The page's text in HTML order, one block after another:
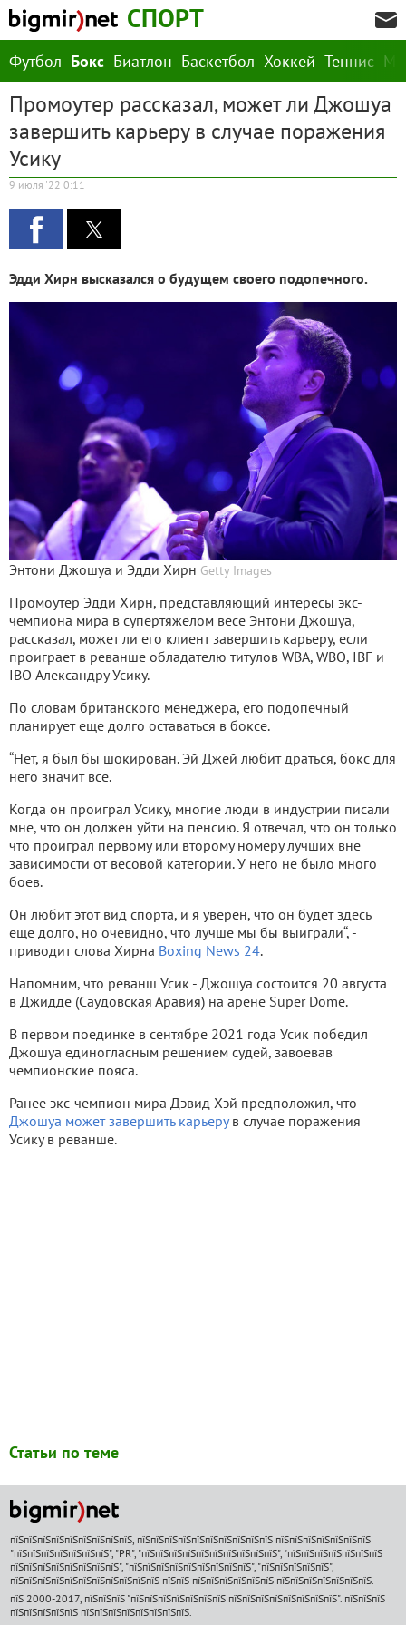
СПОРТ
Футбол Бокс Биатлон Баскетбол Хоккей Теннис
Промоутер рассказал, может ли Джошуа
завершить карьеру в случае поражения
Усику
9 июля '22 0:11
Эдди Хирн высказался о будущем своего подопечного.
Энтони Джошуа и Эдди Хирн Getty Images
Промоутер Эдди Хирн, представляющий интересы экс-
чемпиона мира в супертяжелом весе Энтони Джошуа,
рассказал, может ли его клиент завершить карьеру, если
проиграет в реванше обладателю титулов WBA, WBO, IBF и
IBO Александру Усику.
По словам британского менеджера, его подопечный
планирует еще долго оставаться в боксе.
“Нет, я был бы шокирован. Эй Джей любит драться, бокс для
него значит все.
Когда он проиграл Усику, многие люди в индустрии писали
мне, что он должен уйти на пенсию. Я отвечал, что он только
что проиграл первому или второму номеру лучших вне
зависимости от весовой категории. У него не было много
боев.
Он любит этот вид спорта, и я уверен, что он будет здесь
еще долго, но очевидно, что лучше мы бы выиграли“, -
приводит слова Хирна Boxing News 24.
Напомним, что реванш Усик - Джошуа состоится 20 августа
в Джидде (Саудовская Аравия) на арене Super Dome.
В первом поединке в сентябре 2021 года Усик победил
Джошуа единогласным решением судей, завоевав
чемпионские пояса.
Ранее экс-чемпион мира Дэвид Хэй предположил, что
Джошуа может завершить карьерув случае поражения
Усику в реванше.
Статьи по теме
пїЅпїЅпїЅпїЅпїЅпїЅпїЅпїЅпїЅ, пїЅпїЅпїЅпїЅпїЅпїЅпїЅпїЅпїЅпїЅ пїЅпїЅпїЅпїЅпїЅпїЅпїЅ
"пїЅпїЅпїЅпїЅпїЅпїЅпїЅ", "PR", "пїЅпїЅпїЅпїЅпїЅпїЅпїЅпїЅпїЅпїЅ", "пїЅпїЅпїЅпїЅпїЅпїЅпїЅ
пїЅпїЅпїЅпїЅпїЅпїЅпїЅпїЅ", "пїЅпїЅпїЅпїЅпїЅпїЅпїЅпїЅпїЅ", "пїЅпїЅпїЅпїЅпїЅ",
пїЅпїЅпїЅпїЅпїЅпїЅпїЅпїЅпїЅпїЅпїЅ пїЅпїЅ пїЅпїЅпїЅпїЅпїЅпїЅ пїЅпїЅпїЅпїЅпїЅпїЅпїЅ.
пїЅ 2000-2017, пїЅпїЅпїЅ "пїЅпїЅпїЅпїЅпїЅпїЅпїЅ пїЅпїЅпїЅпїЅпїЅпїЅпїЅпїЅ". пїЅпїЅпїЅ
пїЅпїЅпїЅпїЅпїЅ пїЅпїЅпїЅпїЅпїЅпїЅпїЅпїЅ.